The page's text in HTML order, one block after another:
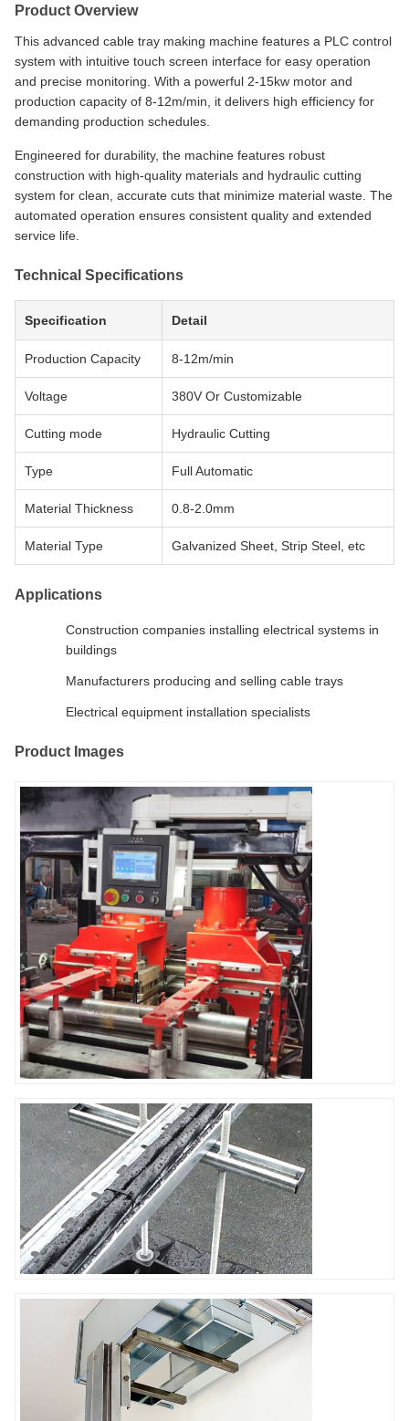
Product Overview
This advanced cable tray making machine features a PLC control
system with intuitive touch screen interface for easy operation
and precise monitoring. With a powerful 2-15kw motor and
production capacity of 8-12m/min, it delivers high efficiency for
demanding production schedules.
Engineered for durability, the machine features robust
construction with high-quality materials and hydraulic cutting
system for clean, accurate cuts that minimize material waste. The
automated operation ensures consistent quality and extended
service life.
Technical Specifications
Specification Detail
Production Capacity 8-12m/min
Voltage 380V Or Customizable
Cutting mode Hydraulic Cutting
Type Full Automatic
Material Thickness 0.8-2.0mm
Material Type Galvanized Sheet, Strip Steel, etc
Applications
Construction companies installing electrical systems in
buildings
Manufacturers producing and selling cable trays
Electrical equipment installation specialists
Product Images